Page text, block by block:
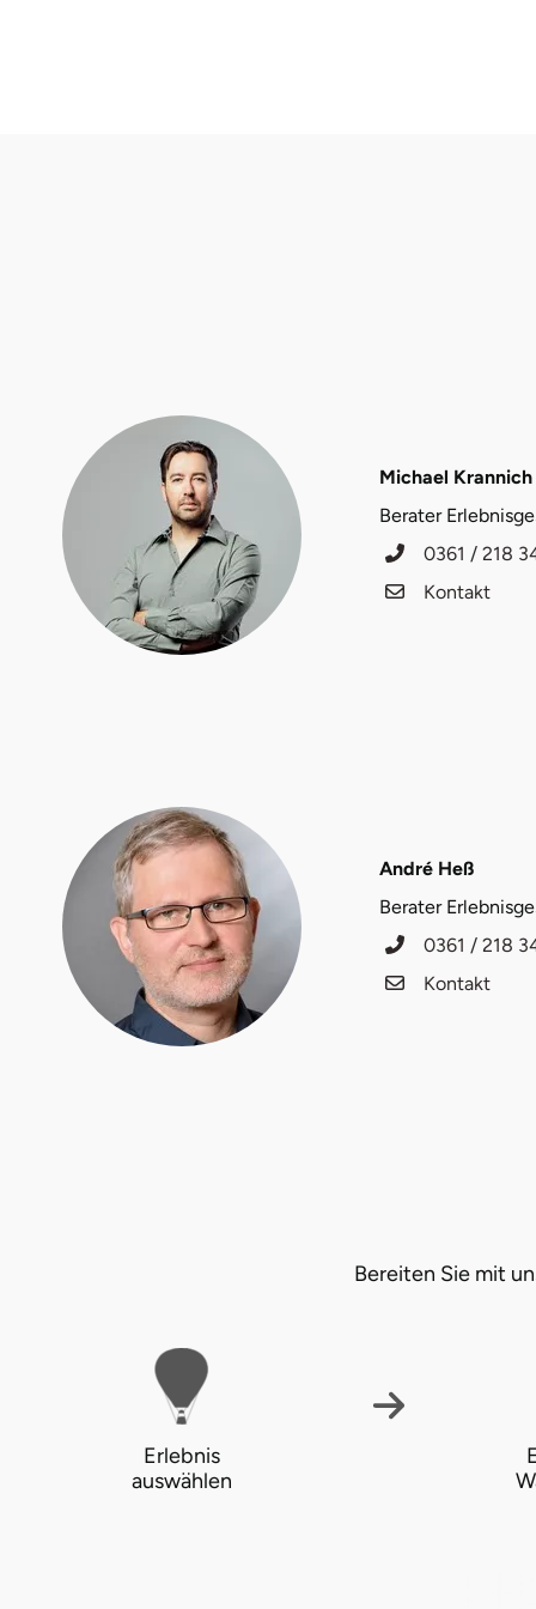
Michael Krannich
Berater
0361 / 218
Kontakt
André Heß
Berater
0361 / 218
Kontakt
Bereiten Sie mit
Erlebnis
auswählen
Fulda
Fürstenfeldbruck
Gersfeld
Gotha
Göppingen